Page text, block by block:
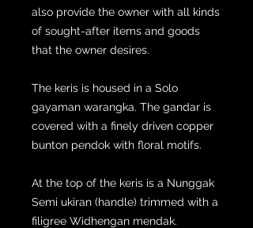
also provide the owner with all kinds
of sought-after items and goods
that the owner desires.
The keris is housed in a Solo
gayaman warangka. The gandar is
covered with a finely driven copper
bunton pendok with floral motifs.
At the top of the keris is a Nunggak
Semi ukiran (handle) trimmed with a
filigree Widhengan mendak.